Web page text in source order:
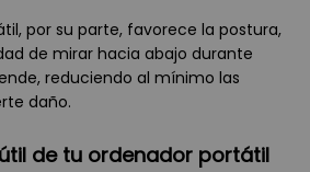
por su parte, favorece la postura,
de mirar hacia abajo durante
reduciendo al mínimo las
daño.
de tu ordenador portátil